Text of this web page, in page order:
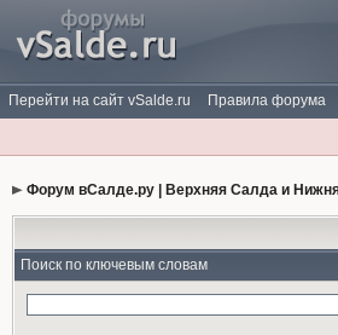
Перейти на сайт vSalde.ru Правила форума
Форум вСалде.ру | Верхняя Салда и
Поиск по ключевым словам